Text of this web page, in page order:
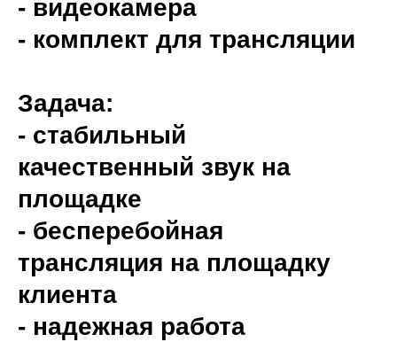
- видеокамера
- комплект для трансляции
Задача:
- стабильный
качественный звук на
площадке
- бесперебойная
трансляция на площадку
клиента
- надежная работа